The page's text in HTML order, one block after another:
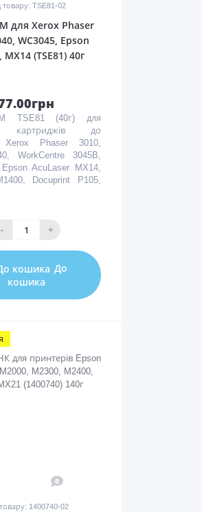
товару: TSE81-02
для Xerox Phaser
WC3045, Epson
MX14 (TSE81) 40г
TSE81 (40г) для
картриджів до
Xerox Phaser 3010,
WorkCentre 3045B,
AcuLaser MX14,
Docuprint P105,
- +
До
кошика
0
1400740-02